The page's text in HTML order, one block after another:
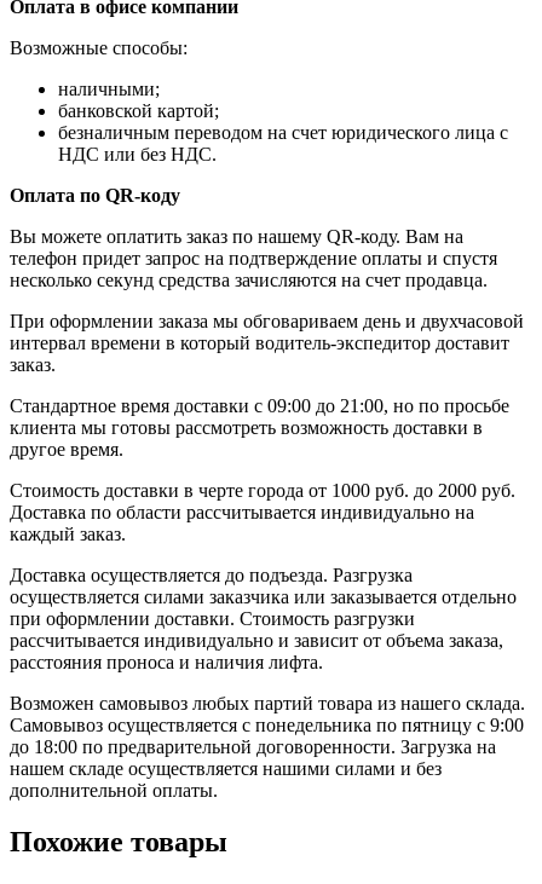
Оплата в офисе компании
Возможные способы:
наличными;
банковской картой;
безналичным переводом на счет юридического лица с
НДС или без НДС.
Оплата по QR-коду
Вы можете оплатить заказ по нашему QR-коду. Вам на
телефон придет запрос на подтверждение оплаты и спустя
несколько секунд средства зачисляются на счет продавца.
При оформлении заказа мы обговариваем день и двухчасовой
интервал времени в который водитель-экспедитор доставит
заказ.
Стандартное время доставки с 09:00 до 21:00, но по просьбе
клиента мы готовы рассмотреть возможность доставки в
другое время.
Стоимость доставки в черте города от 1000 руб. до 2000 руб.
Доставка по области рассчитывается индивидуально на
каждый заказ.
Доставка осуществляется до подъезда. Разгрузка
осуществляется силами заказчика или заказывается отдельно
при оформлении доставки. Стоимость разгрузки
рассчитывается индивидуально и зависит от объема заказа,
расстояния проноса и наличия лифта.
Возможен самовывоз любых партий товара из нашего склада.
Самовывоз осуществляется с понедельника по пятницу с 9:00
до 18:00 по предварительной договоренности. Загрузка на
нашем складе осуществляется нашими силами и без
дополнительной оплаты.
Похожие товары